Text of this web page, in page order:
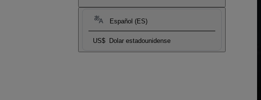
Español (ES)
US$ Dolar estadounidense